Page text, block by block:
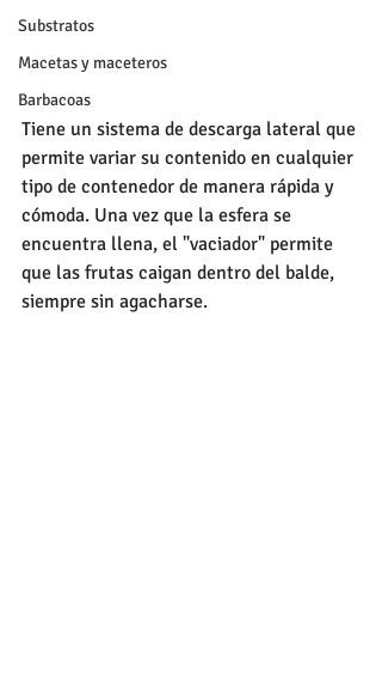
Substratos
Macetas y maceteros
Barbacoas
Tiene un sistema de descarga lateral que
permite variar su contenido en cualquier
tipo de contenedor de manera rápida y
cómoda. Una vez que la esfera se
encuentra llena, el "vaciador" permite
que las frutas caigan dentro del balde,
siempre sin agacharse.